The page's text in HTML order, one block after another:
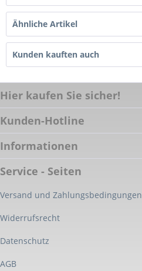
Ähnliche Artikel
Kunden kauften auch
Hier kaufen Sie sicher!
Kunden-Hotline
Informationen
Service - Seiten
Versand und Zahlungsbedingungen
Widerrufsrecht
Datenschutz
AGB